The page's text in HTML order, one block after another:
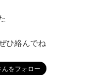
ひ絡んでね